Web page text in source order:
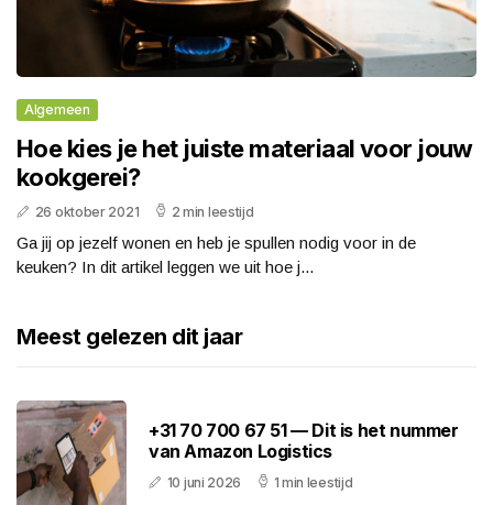
Algemeen
Hoe kies je het juiste materiaal voor jouw
kookgerei?
26 oktober 2021 2 min leestijd
Ga jij op jezelf wonen en heb je spullen nodig voor in de
keuken? In dit artikel leggen we uit hoe j...
Meest gelezen dit jaar
+31 70 700 67 51 — Dit is het nummer
van Amazon Logistics
10 juni 2026 1 min leestijd